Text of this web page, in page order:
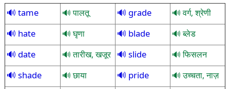
tame पालतू grade वर्ग, श्रेणी
hate घृणा blade ब्लेड
date तारीख, खजूर slide फिसलन
shade छाया pride उच्चता, नाज़